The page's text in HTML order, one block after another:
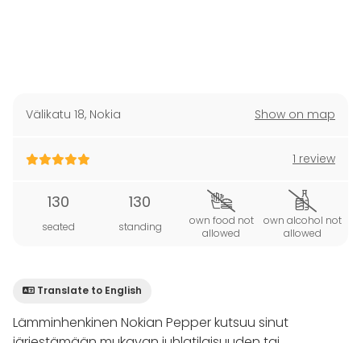
Välikatu 18, Nokia Show on map
1 review
130
seated
130
standing
own food not
allowed
own alcohol not
allowed
Translate to English
Lämminhenkinen Nokian Pepper kutsuu sinut